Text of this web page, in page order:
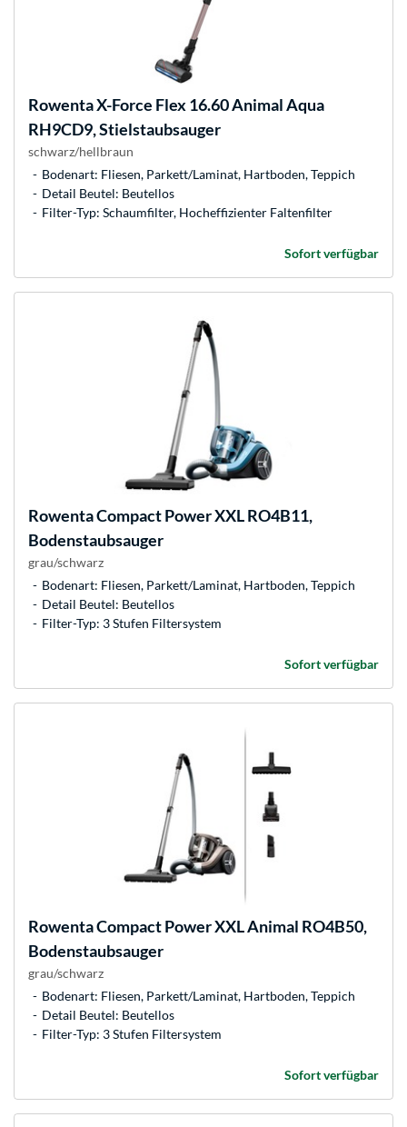
RowentaX-Force Flex 16.60 Animal Aqua
RH9CD9, Stielstaubsauger
schwarz/hellbraun
Bodenart: Fliesen, Parkett/Laminat, Hartboden, Teppich
Detail Beutel: Beutellos
Filter-Typ: Schaumfilter, Hocheffizienter Faltenfilter
Sofort verfügbar
RowentaCompact Power XXL RO4B11,
Bodenstaubsauger
grau/schwarz
Bodenart: Fliesen, Parkett/Laminat, Hartboden, Teppich
Detail Beutel: Beutellos
Filter-Typ: 3 Stufen Filtersystem
Sofort verfügbar
RowentaCompact Power XXL Animal RO4B50,
Bodenstaubsauger
grau/schwarz
Bodenart: Fliesen, Parkett/Laminat, Hartboden, Teppich
Detail Beutel: Beutellos
Filter-Typ: 3 Stufen Filtersystem
Sofort verfügbar